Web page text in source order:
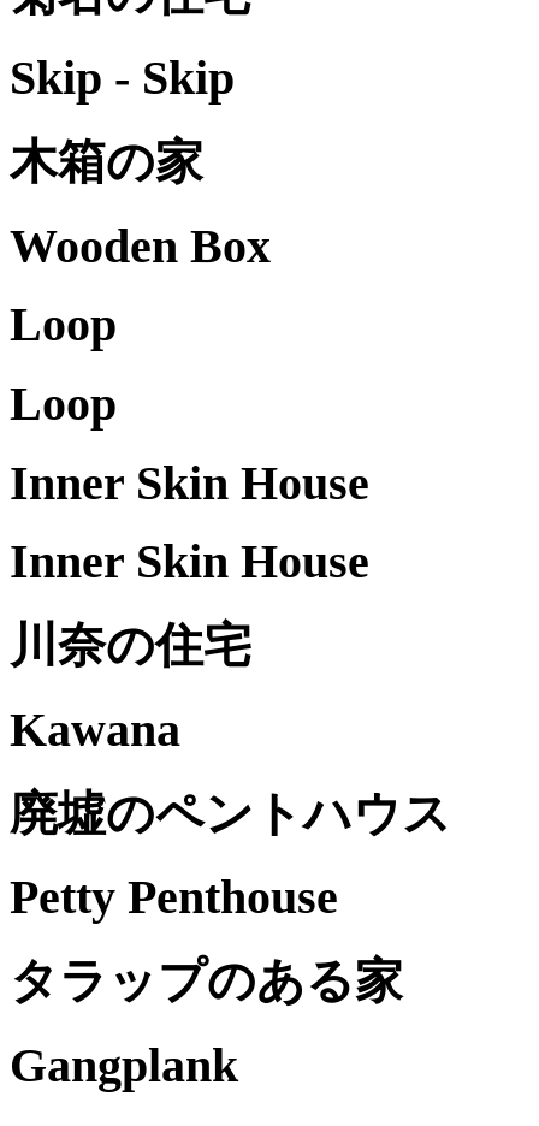
Skip - Skip
木箱の家
Wooden Box
Loop
Loop
Inner Skin House
Inner Skin House
川奈の住宅
Kawana
廃墟のペントハウス
Petty Penthouse
タラップのある家
Gangplank